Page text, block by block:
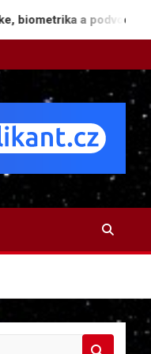
a podvody: Jak se